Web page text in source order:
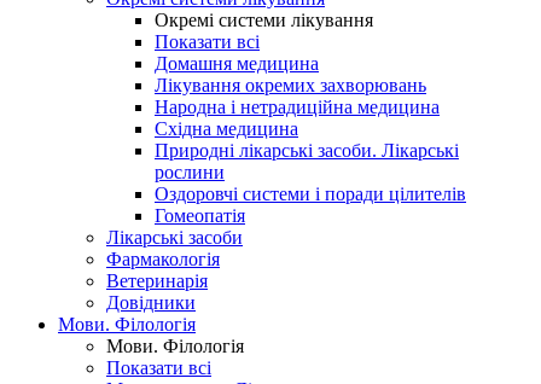
Окремі системи лікування
Показати всі
Домашня медицина
Лікування окремих захворювань
Народна і нетрадиційна медицина
Східна медицина
Природні лікарські засоби. Лікарські
рослини
Оздоровчі системи і поради цілителів
Гомеопатія
Лікарські засоби
Фармакологія
Ветеринарія
Довідники
Мови. Філологія
Мови. Філологія
Показати всі